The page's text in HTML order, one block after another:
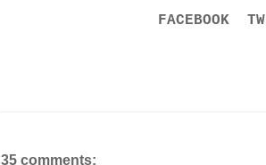
FACEBOOK
35 comments: